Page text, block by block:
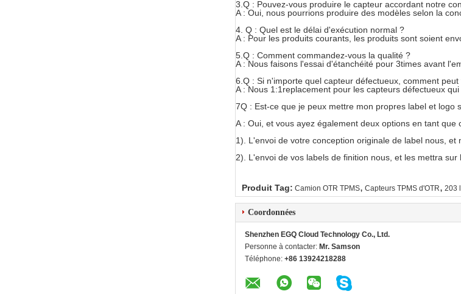
3.Q : Pouvez-vous produire le capteur accordant notre
A : Oui, nous pourrions produire des modèles selon la
4. Q : Quel est le délai d'exécution normal ?
A : Pour les produits courants, les produits sont soient
5.Q : Comment commandez-vous la qualité ?
A : Nous faisons l'essai d'étanchéité pour 3times avant
6.Q : Si n'importe quel capteur défectueux, comment
A : Nous 1:1replacement pour les capteurs défectueux
7Q : Est-ce que je peux mettre mon propres label et logo
A : Oui, et vous ayez également deux options en tant que
1). L'envoi de votre conception originale de label nous,
2). L'envoi de vos labels de finition nous, et les mettra sur
Produit Tag: Camion OTR TPMS, Capteurs TPMS d'OTR, 203
Coordonnées
Shenzhen EGQ Cloud Technology Co., Ltd.
Personne à contacter: Mr. Samson
Téléphone: +86 13924218288